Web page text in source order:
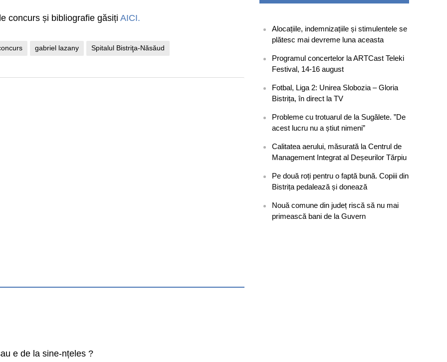
concurs și bibliografie găsițiAICI.
gabriel lazany Spitalul Bistriţa-Năsăud
e de la sine-nțeles ?
Alocațiile, indemnizațiile și stimulentele se
plătesc mai devreme luna aceasta
Programul concertelor la ARTCast Teleki
Festival, 14-16 august
Fotbal, Liga 2: Unirea Slobozia – Gloria
Bistrița, în direct la TV
Probleme cu trotuarul de la Sugălete. ”De
acest lucru nu a știut nimeni”
Calitatea aerului, măsurată la Centrul de
Management Integrat al Deșeurilor Tărpiu
Pe două roți pentru o faptă bună. Copiii din
Bistrița pedalează și donează
Nouă comune din județ riscă să nu mai
primească bani de la Guvern